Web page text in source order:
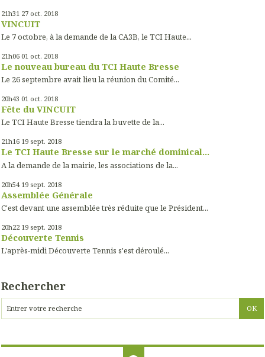
21h31 27 oct. 2018
VINCUIT
Le 7 octobre, à la demande de la CA3B, le TCI Haute...
21h06 01 oct. 2018
Le nouveau bureau du TCI Haute Bresse
Le 26 septembre avait lieu la réunion du Comité...
20h43 01 oct. 2018
Fête du VINCUIT
Le TCI Haute Bresse tiendra la buvette de la...
21h16 19 sept. 2018
Le TCI Haute Bresse sur le marché dominical...
A la demande de la mairie, les associations de la...
20h54 19 sept. 2018
Assemblée Générale
C'est devant une assemblée très réduite que le Président...
20h22 19 sept. 2018
Découverte Tennis
L'après-midi Découverte Tennis s'est déroulé...
Rechercher